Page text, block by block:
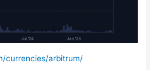
currencies/arbitrum/